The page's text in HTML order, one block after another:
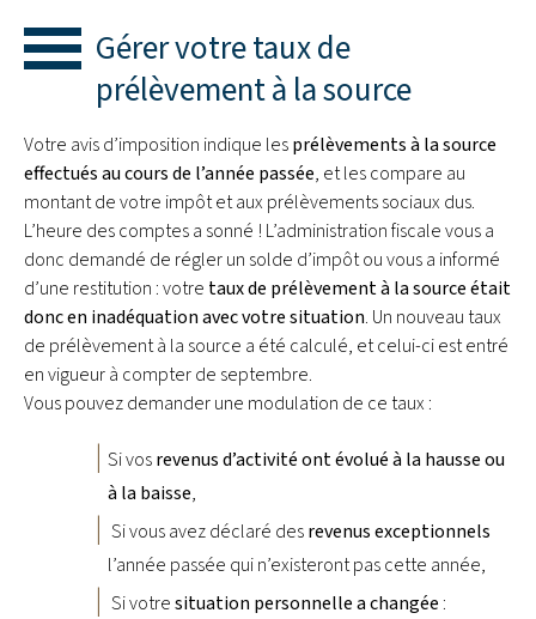
Gérer votre taux de
prélèvement à la source
Votre avis d’imposition indique lesprélèvements à la source
effectués au cours de l’année passée, et les compare au
montant de votre impôt et aux prélèvements sociaux dus.
L’heure des comptes a sonné ! L’administration fiscale vous a
donc demandé de régler un solde d’impôt ou vous a informé
d’une restitution : votre taux de prélèvement à la source était
donc en inadéquation avec votre situation. Un nouveau taux
de prélèvement à la source a été calculé, et celui-ci est entré
en vigueur à compter de septembre.
Vous pouvez demander une modulation de ce taux :
Si vosrevenus d’activité ont évolué à la hausse ou
à la baisse,
Si vous avez déclaré desrevenus exceptionnels
l’année passée qui n’existeront pas cette année,
Si votresituation personnelle a changée :